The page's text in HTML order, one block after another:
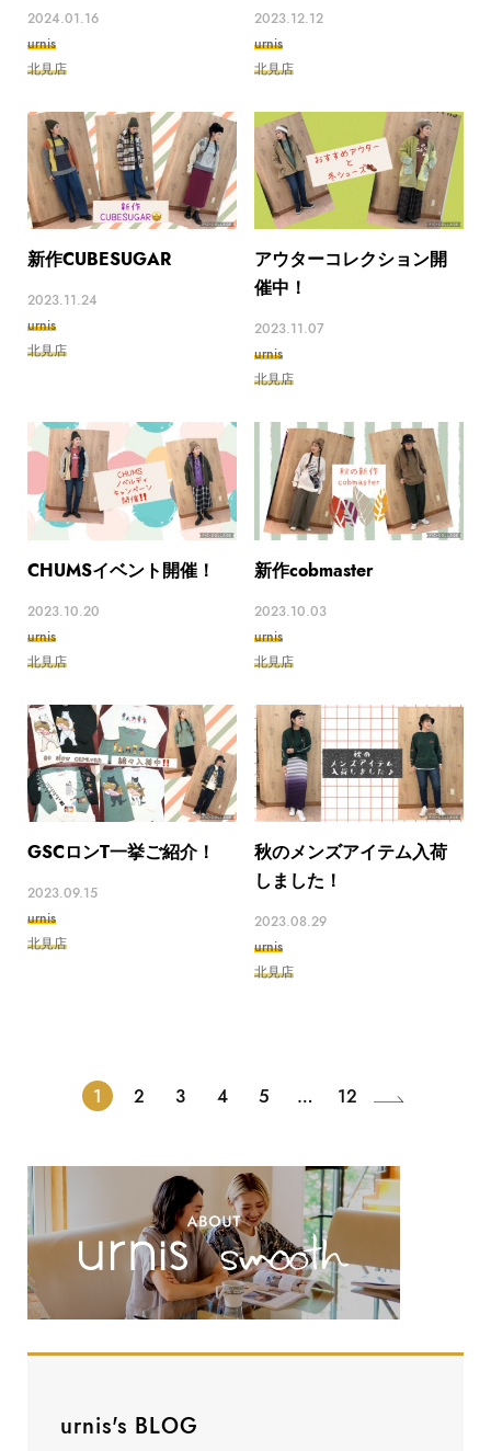
2024.01.16
urnis
北見店
2023.12.12
urnis
北見店
新作CUBESUGAR
2023.11.24
urnis
北見店
アウターコレクション開
催中！
2023.11.07
urnis
北見店
CHUMSイベント開催！
2023.10.20
urnis
北見店
新作cobmaster
2023.10.03
urnis
北見店
GSCロンT一挙ご紹介！
2023.09.15
urnis
北見店
秋のメンズアイテム入荷
しました！
2023.08.29
urnis
北見店
1 2 3 4 5 … 12
urnis's BLOG